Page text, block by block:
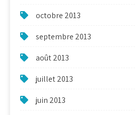
octobre 2013
septembre 2013
août 2013
juillet 2013
juin 2013